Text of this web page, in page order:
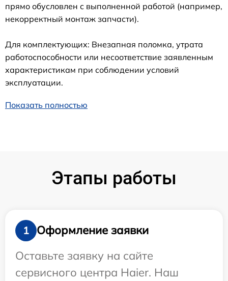
прямо обусловлен с выполненной работой (например,
некорректный монтаж запчасти).
Для комплектующих: Внезапная поломка, утрата
работоспособности или несоответствие заявленным
характеристикам при соблюдении условий
эксплуатации.
Показать полностью
Этапы работы
1
Оформление заявки
Оставьте заявку на сайте
сервисного центра Haier. Наш